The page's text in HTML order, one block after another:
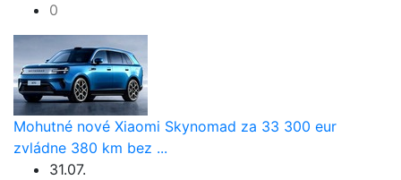
0
Mohutné nové Xiaomi Skynomad za 33 300 eur
zvládne 380 km bez ...
31.07.